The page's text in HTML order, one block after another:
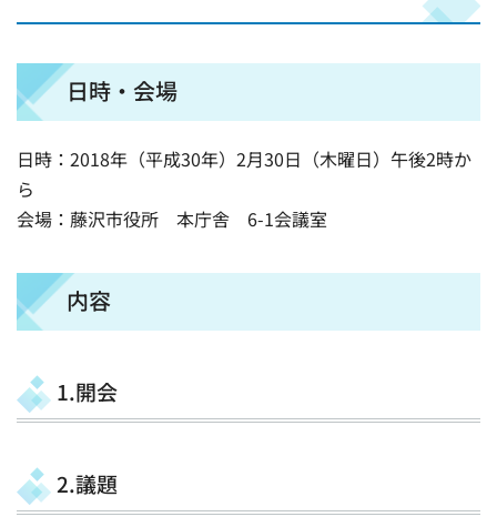
日時・会場
日時：2018年（平成30年）2月30日（木曜日）午後2時か
ら
会場：藤沢市役所 本庁舎 6-1会議室
内容
1.開会
2.議題